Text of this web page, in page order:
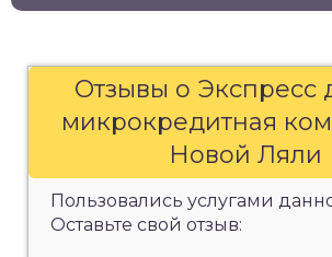
Отзывы о Экспресс
микрокредитная
Новой Ляли
Пользовались услугами
Оставьте свой отзыв: